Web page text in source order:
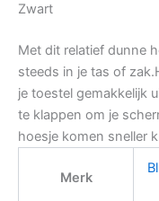
Zwart
Met dit relatief dunne
steeds in je tas of
je toestel gemakkelijk
te klappen om je
hoesje komen sneller
Merk